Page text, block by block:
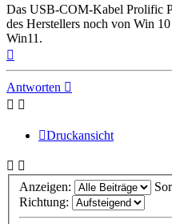
Das USB-COM-Kabel Prolific
des Herstellers noch von Win
Win11.
Antworten
Druckansicht
Anzeigen:
Richtung: